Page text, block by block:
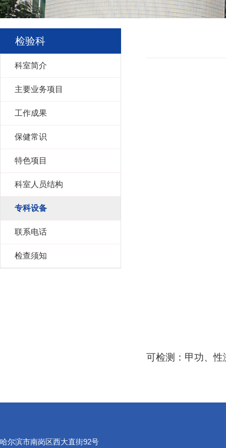
检验科
科室简介
主要业务项目
工作成果
保健常识
特色项目
科室人员结构
专科设备
联系电话
检查须知
可检测：甲功、
哈尔滨市南岗区西大直街92号